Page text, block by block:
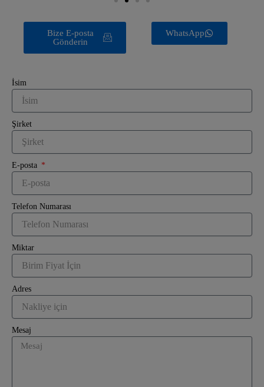
Bize E-posta
Gönderin
WhatsApp
İsim
Şirket
E-posta
Telefon Numarası
Miktar
Adres
Mesaj